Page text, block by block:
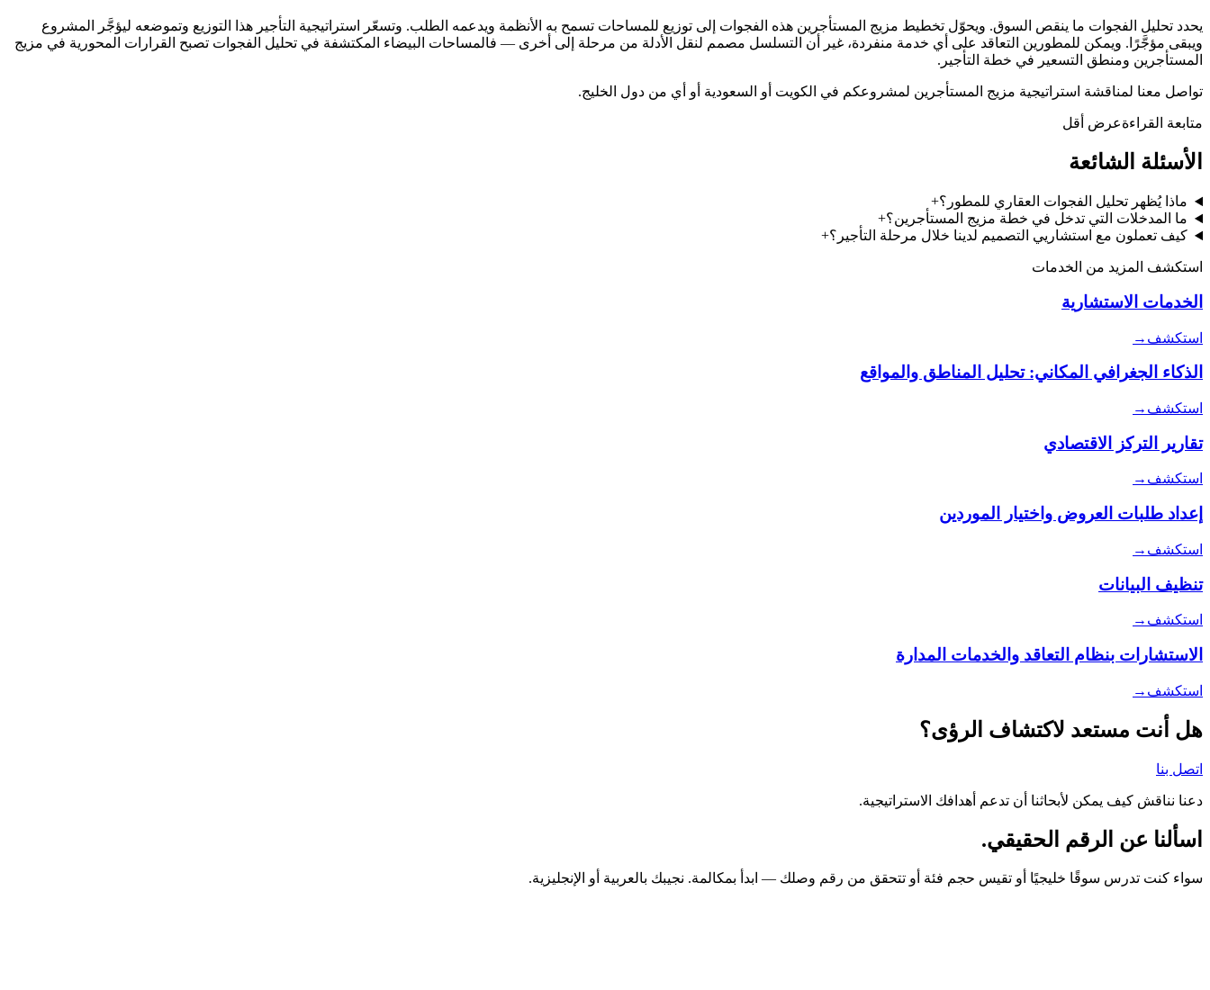
يحدد تحليل الفجوات ما ينقص السوق. ويحوّل تخطيط مزيج المستأجرين هذه الفجوات إلى توزيع للمساحات تسمح به الأنظمة ويدعمه الطلب. وتسعّر استراتيجية التأجير هذا التوزيع وتموضعه ليؤجَّر المشروع
ويبقى مؤجَّرًا. ويمكن للمطورين التعاقد على أي خدمة منفردة، غير أن التسلسل مصمم لنقل الأدلة من مرحلة إلى أخرى — فالمساحات البيضاء المكتشفة في تحليل الفجوات تصبح القرارات المحورية في مزيج
المستأجرين ومنطق التسعير في خطة التأجير.
تواصل معنا لمناقشة استراتيجية مزيج المستأجرين لمشروعكم في الكويت أو السعودية أو أي من دول الخليج.
متابعة القراءةعرض أقل
الأسئلة الشائعة
ماذا يُظهر تحليل الفجوات العقاري للمطور؟+
ما المدخلات التي تدخل في خطة مزيج المستأجرين؟+
كيف تعملون مع استشاريي التصميم لدينا خلال مرحلة التأجير؟+
استكشف المزيد من الخدمات
الخدمات الاستشارية
استكشف →
الذكاء الجغرافي المكاني: تحليل المناطق والمواقع
استكشف →
تقارير التركز الاقتصادي
استكشف →
إعداد طلبات العروض واختيار الموردين
استكشف →
تنظيف البيانات
استكشف →
الاستشارات بنظام التعاقد والخدمات المدارة
استكشف →
هل أنت مستعد لاكتشاف الرؤى؟
اتصل بنا
دعنا نناقش كيف يمكن لأبحاثنا أن تدعم أهدافك الاستراتيجية.
اسألنا عن الرقم الحقيقي.
سواء كنت تدرس سوقًا خليجيًا أو تقيس حجم فئة أو تتحقق من رقم وصلك — ابدأ بمكالمة. نجيبك بالعربية أو الإنجليزية.